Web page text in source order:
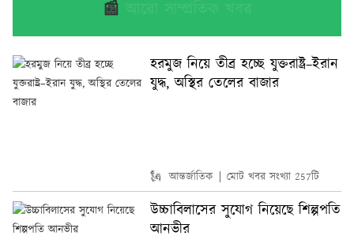
📰
হরমুজ নিয়ে তীব্র হচ্ছে যুক্তরাষ্ট্র–ইরান
যুদ্ধ, অস্থির তেলের বাজার
🗽 আন্তর্জাতিক মোট খবর সংখ্যা 257টি
উচ্চাবিলাসের সুযোগ নিয়েছে শিল্পপতি
আনভীর